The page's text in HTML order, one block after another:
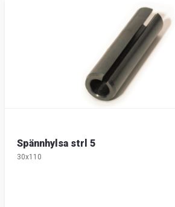
Spännhylsa strl 5
30x110